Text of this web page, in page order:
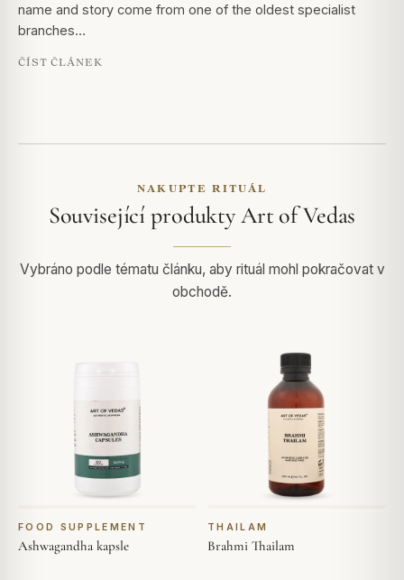
name and story come from one of the oldest specialist
branches…
ČÍST ČLÁNEK
NAKUPTE RITUÁL
Související produkty Art of Vedas
Vybráno podle tématu článku, aby rituál mohl pokračovat v
obchodě.
FOOD SUPPLEMENT
Ashwagandha kapsle
THAILAM
Brahmi Thailam